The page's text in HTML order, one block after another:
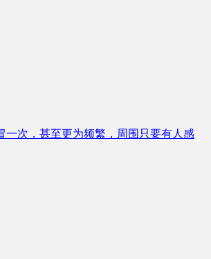
次，甚至更为频繁，周围只要有人感